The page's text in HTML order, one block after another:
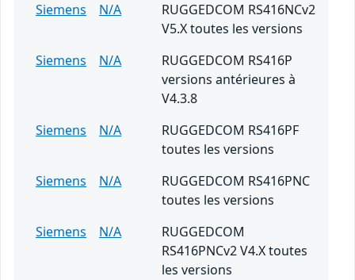
Siemens
N/A
RUGGEDCOM RS416NCv2
V5.X toutes les versions
Siemens
N/A
RUGGEDCOM RS416P
versions antérieures à
V4.3.8
Siemens
N/A
RUGGEDCOM RS416PF
toutes les versions
Siemens
N/A
RUGGEDCOM RS416PNC
toutes les versions
Siemens
N/A
RUGGEDCOM
RS416PNCv2 V4.X toutes
les versions